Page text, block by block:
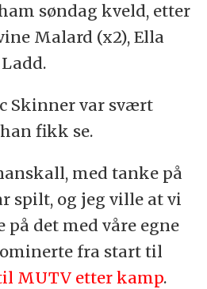
søndag kveld, etter
Malard (x2), Ella
Skinner var svært
fikk se.
med tanke på
spilt, og jeg ville at vi
på det med våre egne
fra start til
MUTV etter kamp.